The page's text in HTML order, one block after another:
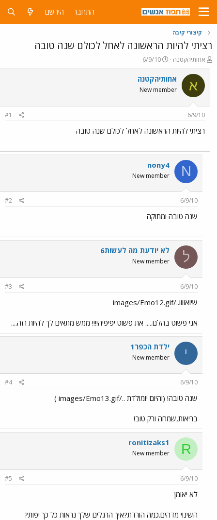
התחבר הירשם
קיצורי קיבה
רציתי להיות הראשונה לאחל לכולם שנה טובה
פ
ו
ת
ח
ה
ו
ש
א
אחותיהקטנה
פ
ו
ר
ם
ר
6/9/10
א אחותיהקטנה
New member
6/9/10
#1
רציתי להיות הראשונה לאחל לכולם שנה טובה
N
nony4
New member
6/9/10
#2
שנה טובה ומתוקה
ל לא יודעת מה לעשות6
New member
6/9/10
#3
שיואוווו../images/Emo12.gif
אני פשוט בהלם..... את פשוט יפיפיה!!!! ממש מתאים לך להיות רזה....
י ילדת הכפר1
New member
6/9/10
#4
שנה טובה! (והיום יומולדת ../images/Emo13.gif )
בריאות,שמחה ורק טוב!
R
ronitizaks1
New member
6/9/10
#5
לא יאומן
השינוי מדהים.כמה הורדת?איך הרגלים שלך נראות כל כך יפות?